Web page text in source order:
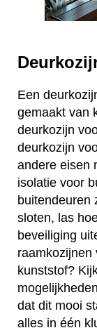
Een
gemaakt van
deurkozijn
deurkozijn
andere eisen
isolatie voor
buitendeuren
sloten, las
beveiliging
raamkozijnen
kunststof?
dat dit mooi
alles in één